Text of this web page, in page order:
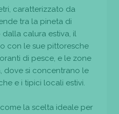
caratterizzato da
tra la pineta di
calura estiva, il
con le sue pittoresche
di pesce, e le zone
dove si concentrano le
e i tipici locali estivi.
la scelta ideale per